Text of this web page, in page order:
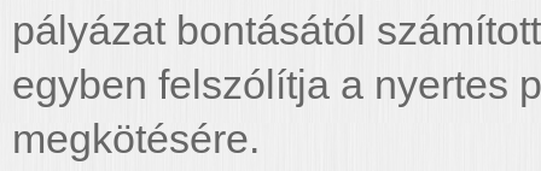
pályázat bontásától
egyben felszólítja a nyertes
megkötésére.